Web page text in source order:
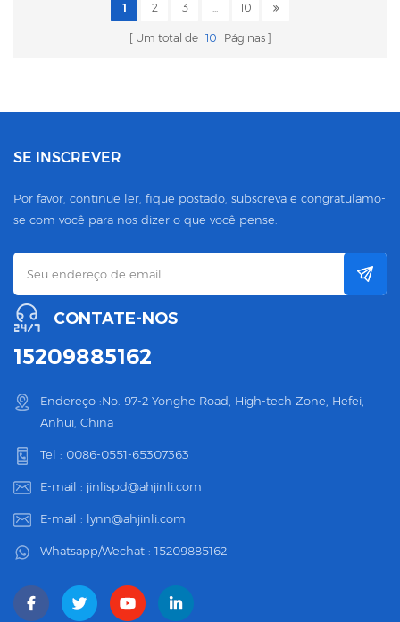
1 2 3 ... 10
Um total de 10 Páginas
SE INSCREVER
Por favor, continue ler, fique postado, subscreva e congratulamo-
se com você para nos dizer o que você pense.
CONTATE-NOS
15209885162
Endereço :No. 97-2 Yonghe Road, High-tech Zone, Hefei,
Anhui, China
Tel : 0086-0551-65307363
E-mail : jinlispd@ahjinli.com
E-mail : lynn@ahjinli.com
Whatsapp/Wechat : 15209885162